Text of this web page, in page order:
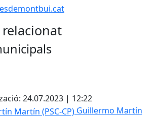
24.07.2023 | 12:22
(PSC-CP)
Guillermo Martín